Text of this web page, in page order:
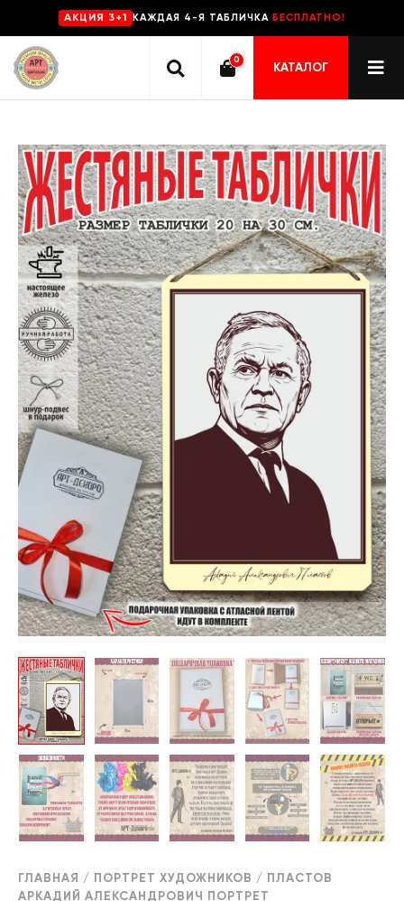
AKЦИЯ 3+1 КАЖДАЯ 4-Я ТАБЛИЧКА БЕСПЛАТНО!
0
КАТАЛОГ
ГЛАВНАЯ / ПОРТРЕТ ХУДОЖНИКОВ / ПЛАСТОВ
АРКАДИЙ АЛЕКСАНДРОВИЧ ПОРТРЕТ